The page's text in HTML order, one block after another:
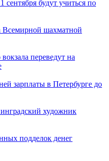
будут учиться по
Всемирной шахматной
переведут на
зарплаты в Петербурге до
художник
подделок денег